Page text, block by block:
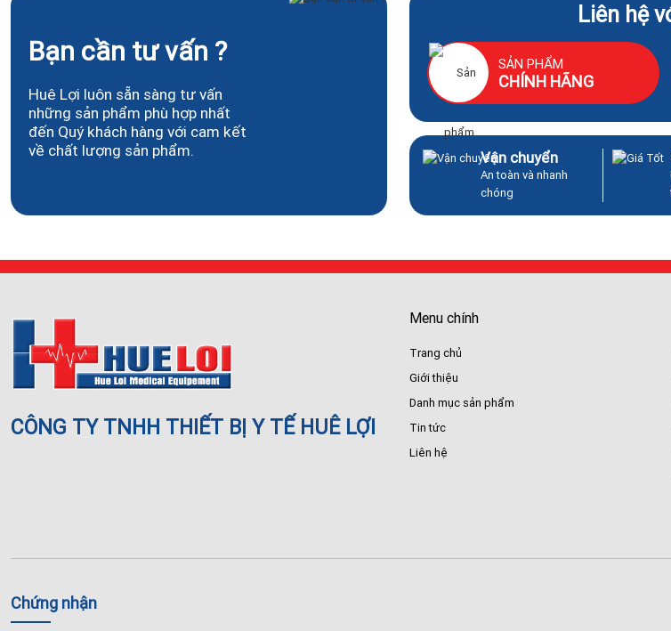
Bạn cần tư vấn ?
Huê Lợi luôn sẵn sàng tư vấn
những sản phẩm phù hợp nhất
đến Quý khách hàng với cam kết
về chất lượng sản phẩm.
Liên hệ
SẢN PHẨM
CHÍNH HÃNG
Vận chuyển
An toàn và nhanh
chóng
CÔNG TY TNHH THIẾT BỊ Y TẾ HUÊ LỢI
Menu chính
Trang chủ
Giới thiệu
Danh mục sản phẩm
Tin tức
Liên hệ
Chứng nhận